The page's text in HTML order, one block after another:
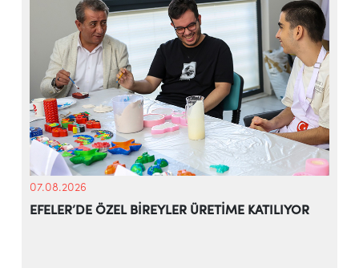
07.08.2026
EFELER’DE ÖZEL BİREYLER ÜRETİME KATILIYOR